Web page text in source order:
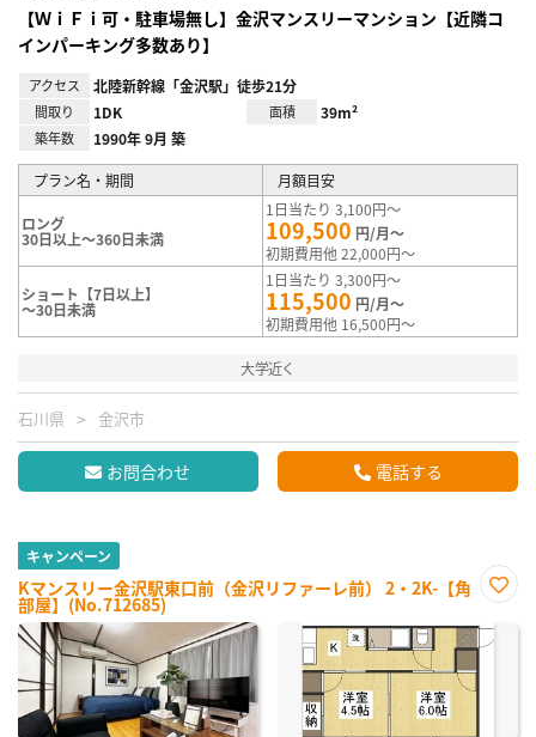
【ＷｉＦｉ可・駐車場無し】金沢マンスリーマンション【近隣コ
インパーキング多数あり】
アクセス 北陸新幹線「金沢駅」徒歩21分
間取り 1DK 面積 39m²
築年数 1990年 9月 築
プラン名・期間 月額目安
ロング
30日以上～360日未満
1日当たり 3,100円～
109,500 円/月～
初期費用他 22,000円～
ショート【7日以上】
～30日未満
1日当たり 3,300円～
115,500 円/月～
初期費用他 16,500円～
大学近く
石川県 金沢市
お問合わせ 電話する
キャンペーン
Kマンスリー金沢駅東口前（金沢リファーレ前） 2・2K-【角
部屋】(No.712685)
に入
り登